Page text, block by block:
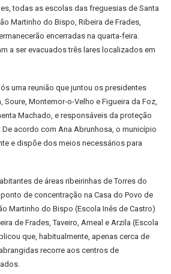
todas as escolas das freguesias de Santa
Martinho do Bispo, Ribeira de Frades,
encerradas na quarta-feira.
a ser evacuados três lares localizados em
uma reunião que juntou os presidentes
Soure, Montemor-o-Velho e Figueira da Foz,
Machado, e responsáveis da proteção
acordo com Ana Abrunhosa, o município
e dispõe dos meios necessários para
de áreas ribeirinhas de Torres do
de concentração na Casa do Povo de
Martinho do Bispo (Escola Inês de Castro)
de Frades, Taveiro, Ameal e Arzila (Escola
que, habitualmente, apenas cerca de
recorre aos centros de